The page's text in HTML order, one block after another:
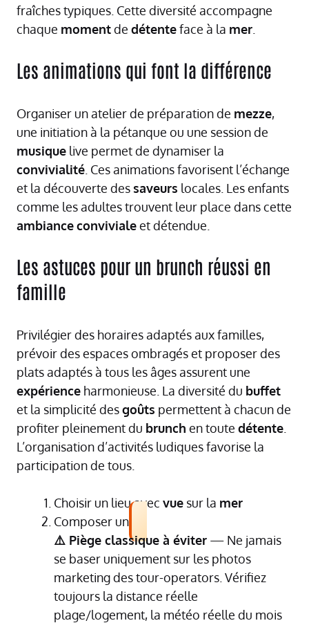
fraîches typiques. Cette diversité accompagne
chaque momentde détenteface à la mer
Les animations qui font la différence
Organiser un atelier de préparation de mezze,
une initiation à la pétanque ou une session de
musique live permet de dynamiser la
convivialité . Ces animations favorisent l’échange
et la découverte des saveurs locales. Les enfants
comme les adultes trouvent leur place dans cette
ambianceconvivialeet détendue.
Les astuces pour un brunch réussi en
famille
Privilégier des horaires adaptés aux familles,
prévoir des espaces ombragés et proposer des
plats adaptés à tous les âges assurent une
expérience harmonieuse. La diversité du buffet
et la simplicité desgoûts permettent à chacun de
profiter pleinement du brunch en toute détente
L’organisation d’activités ludiques favorise la
participation de tous.
Choisir un lieu avec vue sur la mer
Composer un
⚠️ Piège classique à éviter — Ne jamais
se baser uniquement sur les photos
marketing des tour-operators. Vérifiez
toujours la distance réelle
plage/logement, la météo réelle du mois